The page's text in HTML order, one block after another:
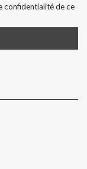
confidentialité de ce